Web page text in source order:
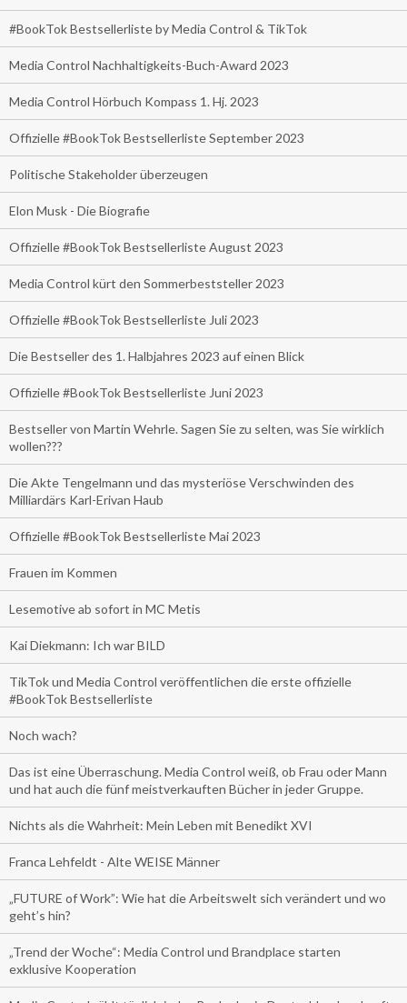
#BookTok Bestsellerliste by Media Control & TikTok
Media Control Nachhaltigkeits-Buch-Award 2023
Media Control Hörbuch Kompass 1. Hj. 2023
Offizielle #BookTok Bestsellerliste September 2023
Politische Stakeholder überzeugen
Elon Musk - Die Biografie
Offizielle #BookTok Bestsellerliste August 2023
Media Control kürt den Sommerbeststeller 2023
Offizielle #BookTok Bestsellerliste Juli 2023
Die Bestseller des 1. Halbjahres 2023 auf einen Blick
Offizielle #BookTok Bestsellerliste Juni 2023
Bestseller von Martin Wehrle. Sagen Sie zu selten, was Sie wirklich
wollen???
Die Akte Tengelmann und das mysteriöse Verschwinden des
Milliardärs Karl-Erivan Haub
Offizielle #BookTok Bestsellerliste Mai 2023
Frauen im Kommen
Lesemotive ab sofort in MC Metis
Kai Diekmann: Ich war BILD
TikTok und Media Control veröffentlichen die erste offizielle
#BookTok Bestsellerliste
Noch wach?
Das ist eine Überraschung. Media Control weiß, ob Frau oder Mann
und hat auch die fünf meistverkauften Bücher in jeder Gruppe.
Nichts als die Wahrheit: Mein Leben mit Benedikt XVI
Franca Lehfeldt - Alte WEISE Männer
„FUTURE of Work”: Wie hat die Arbeitswelt sich verändert und wo
geht’s hin?
„Trend der Woche“: Media Control und Brandplace starten
exklusive Kooperation